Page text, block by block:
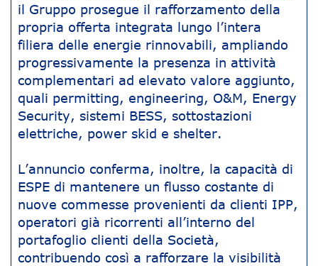
il Gruppo prosegue il rafforzamento della
propria offerta integrata lungo l’intera
filiera delle energie rinnovabili, ampliando
progressivamente la presenza in attività
complementari ad elevato valore aggiunto,
quali permitting, engineering, O&M, Energy
Security, sistemi BESS, sottostazioni
elettriche, power skid e shelter.
L’annuncio conferma, inoltre, la capacità di
ESPE di mantenere un flusso costante di
nuove commesse provenienti da clienti IPP,
operatori già ricorrenti all’interno del
portafoglio clienti della Società,
contribuendo così a rafforzare la visibilità